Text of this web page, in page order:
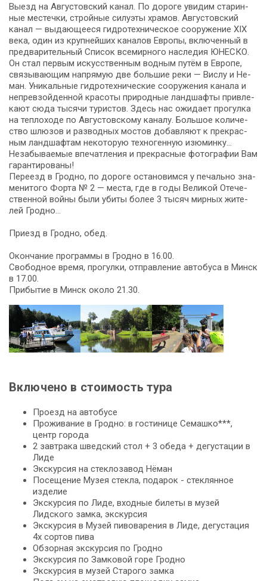
Выезд на Ав­гу­стов­ский ка­нал. По до­ро­ге увидим ста­рин­
ные ме­стеч­ки, строй­ные си­лу­эты хра­мов. Августовский
канал — выдающееся гидротехническое со­ору­же­ние XIX
ве­ка, один из круп­ней­ших каналов Ев­ро­пы, вклю­чен­ный в
предварительный Спи­сок все­мир­но­го на­сле­дия ЮНЕСКО.
Он стал пер­вым искусственным водным путём в Ев­ро­пе,
связывающим напрямую две боль­шие ре­ки — Вислу и Не­
ман. Уникальные гид­ро­тех­ни­че­ские со­ору­же­ния ка­на­ла и
непревзойденной кра­со­ты при­род­ные ланд­шаф­ты при­вле­
ка­ют сю­да ты­ся­чи ту­ри­стов. Здесь нас ожи­да­ет прогулка
на теплоходе по Ав­гу­стов­ско­му ка­на­лу. Большое ко­ли­че­
ство шлю­зов и раз­вод­ных мо­стов добавляют к пре­крас­
ным ландшафтам некоторую техногенную изюминку…
Незабываемые впе­чат­ле­ния и пре­крас­ные фо­то­гра­фии Вам
га­ран­ти­ро­ва­ны!
Пе­ре­езд в Грод­но, по до­ро­ге остановимся у пе­чаль­но зна­
ме­ни­то­го Форта № 2 — ме­ста, где в го­ды Ве­ли­кой Оте­че­
ствен­ной вой­ны бы­ли убиты бо­лее 3 ты­сяч мирных жи­те­
лей Грод­но…
При­езд в Грод­но, обед.
Окон­ча­ние про­грам­мы в Грод­но в 16.00.
Сво­бод­ное вре­мя, про­гул­ки, отправление ав­то­бу­са в Минск
в 17.00.
При­бы­тие в Минск око­ло 21.30.
Включено в стоимость тура
Проезд на автобусе
Про­жи­ва­ние в Грод­но: в го­сти­ни­це Семашко***,
центр го­ро­да
2 зав­тра­ка швед­ский стол + 3 обе­да + де­густа­ции в
Ли­де
Экс­кур­сия на стеклозавод Нёман
По­се­ще­ние Музея стек­ла, подарок - стеклянное
изделие
Экс­кур­сия по Ли­де, вход­ные би­ле­ты в му­зей
Лидского зам­ка, экскурсия
Экс­кур­сия в Музей пивоварения в Ли­де, дегустация
4х сортов пива
Об­зор­ная экскурсия по Грод­но
Экс­кур­сия по Зам­ко­вой го­ре Грод­но
Экс­кур­сия в му­зей Старого зам­ка